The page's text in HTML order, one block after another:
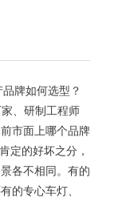
牌如何选型？
、研制工程师
市面上哪个品牌
定的好坏之分，
各不相同。有的
的专心车灯、